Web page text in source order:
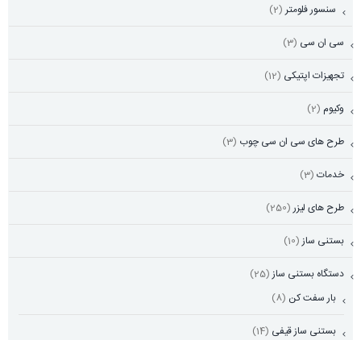
سنسور فلومتر (2)
سی ان سی (3)
تجهیزات اپتیکی (12)
وکیوم (2)
طرح های سی ان سی چوب (3)
خدمات (3)
طرح های لیزر (250)
بستنی ساز (10)
دستگاه بستنی ساز (25)
بار سفت کن (8)
بستنی ساز قیفی (14)